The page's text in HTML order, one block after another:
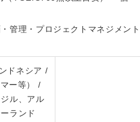
管理・プロジェクトマネジメント
ドネシア /
ー等） /
ル、アル
ランド